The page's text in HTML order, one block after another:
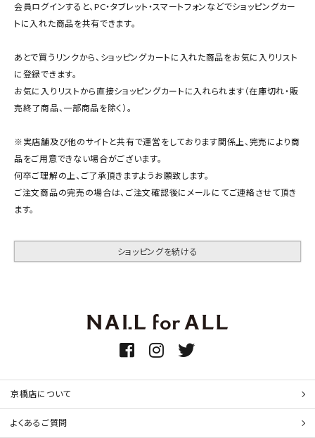
会員ログインすると、PC・タブレット・スマートフォンなどでショッピングカー
トに入れた商品を共有できます。
あとで買うリンクから、ショッピングカートに入れた商品をお気に入りリスト
に登録できます。
お気に入りリストから直接ショッピングカートに入れられます（在庫切れ・販
売終了商品、一部商品を除く）。
※実店舗及び他のサイトと共有で運営をしております関係上、完売により商
品をご用意できない場合がございます。
何卒ご理解の上、ご了承頂きますようお願致します。
ご注文商品の完売の場合は、ご注文確認後にメールにてご連絡させて頂き
ます。
ショッピングを続ける
京橋店について
よくあるご質問